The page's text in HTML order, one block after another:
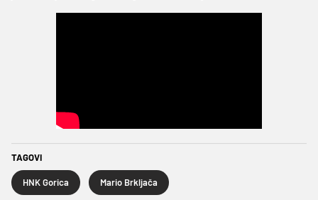
TAGOVI
HNK Gorica Mario Brkljača